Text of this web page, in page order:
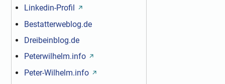
Linkedin-Profil
Bestatterweblog.de
Dreibeinblog.de
Peterwilhelm.info
Peter-Wilhelm.info